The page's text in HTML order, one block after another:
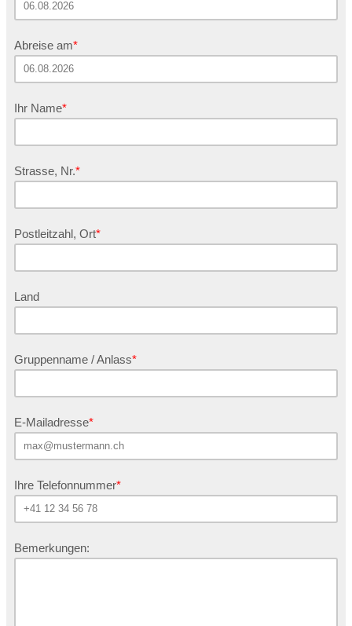
Abreise am
Ihr Name
Strasse, Nr.
Postleitzahl, Ort
Land
Gruppenname / Anlass
E-Mailadresse
Ihre Telefonnummer
Bemerkungen: